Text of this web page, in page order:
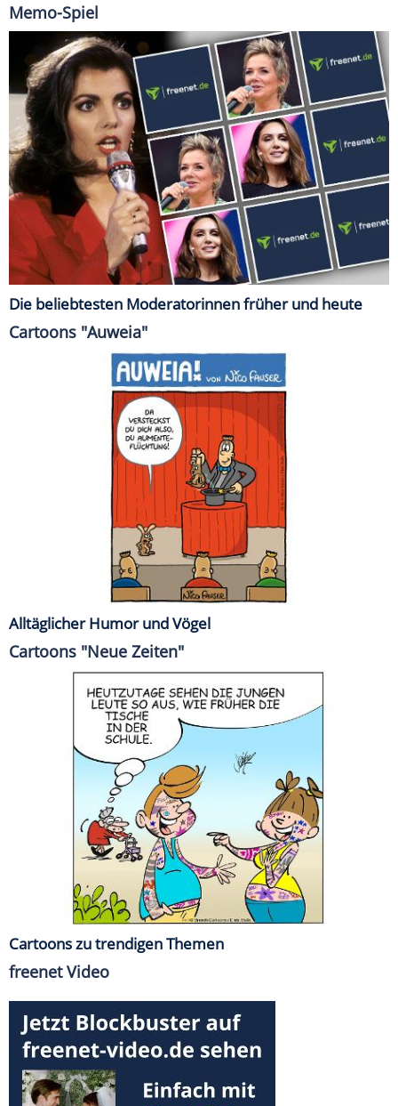
Memo-Spiel
Die beliebtesten Moderatorinnen früher und heute
Cartoons "Auweia"
Alltäglicher Humor und Vögel
Cartoons "Neue Zeiten"
Cartoons zu trendigen Themen
freenet Video